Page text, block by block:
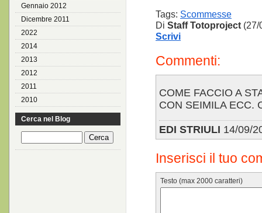
Gennaio 2012
Dicembre 2011
2022
2014
2013
2012
2011
2010
Cerca nel Blog
Tags: Scommesse
Di Staff Totoproject
Scrivi
Commenti:
COME FACCIO A
CON SEIMILA ECC.
EDI STRIULI 14/09/
Inserisci il tuo
Testo (max 2000 caratteri)